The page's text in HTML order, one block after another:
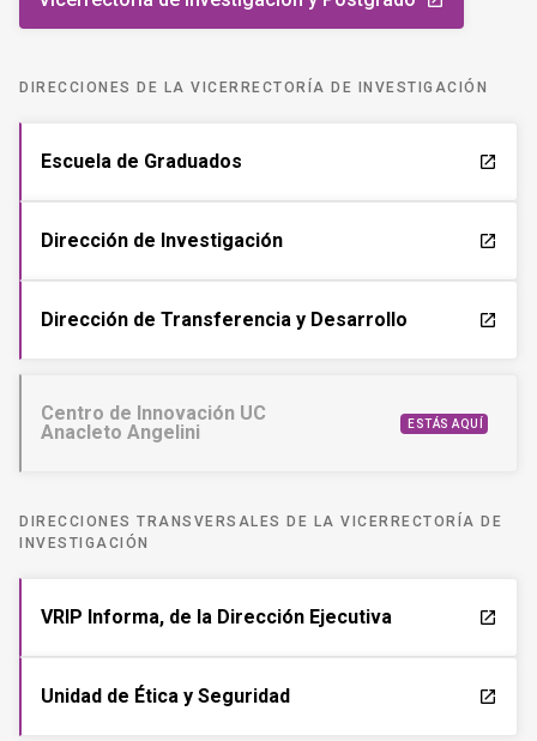
DIRECCIONES DE LA VICERRECTORÍA DE INVESTIGACIÓN
Escuela de Graduados launch
Dirección de Investigación launch
Dirección de Transferencia y Desarrollo launch
Centro de Innovación UC
Anacleto Angelini
ESTÁS AQUÍ
DIRECCIONES TRANSVERSALES DE LA VICERRECTORÍA DE
INVESTIGACIÓN
VRIP Informa, de la Dirección Ejecutiva launch
Unidad de Ética y Seguridad launch